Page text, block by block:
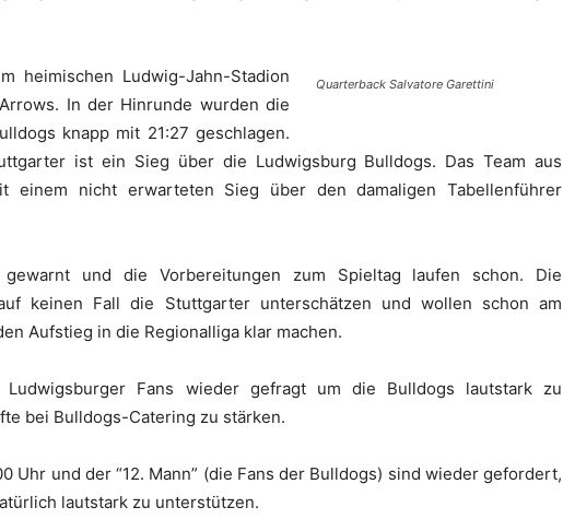
Quarterback Salvatore Garettini
heimischen Ludwig-Jahn-Stadion
In der Hinrunde wurden die
knapp mit 21:27 geschlagen.
ist ein Sieg über die Ludwigsburg Bulldogs. Das Team aus
einem nicht erwarteten Sieg über den damaligen Tabellenführer
und die Vorbereitungen zum Spieltag laufen schon. Die
keinen Fall die Stuttgarter unterschätzen und wollen schon am
Aufstieg in die Regionalliga klar machen.
Fans wieder gefragt um die Bulldogs lautstark zu
bei Bulldogs-Catering zu stärken.
Uhr und der “12. Mann” (die Fans der Bulldogs) sind wieder gefordert,
lautstark zu unterstützen.